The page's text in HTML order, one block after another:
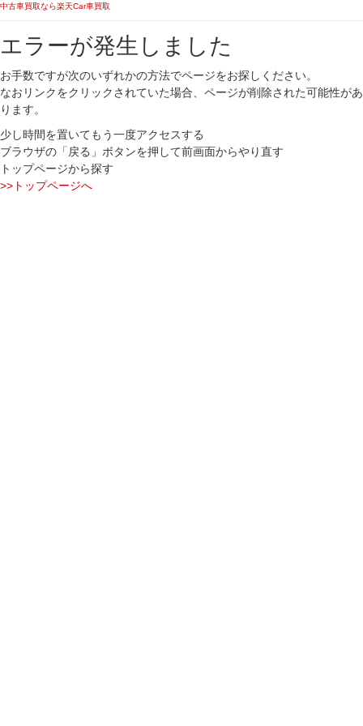
中古車買取なら楽天Car車買取
エラーが発生しました
お手数ですが次のいずれかの方法でページをお探しください。
なおリンクをクリックされていた場合、ページが削除された可能性があ
ります。
少し時間を置いてもう一度アクセスする
ブラウザの「戻る」ボタンを押して前画面からやり直す
トップページから探す
>>トップページへ